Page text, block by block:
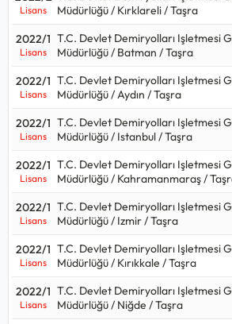
Lisans
Müdürlüğü / Kırklareli / Taşra
2022/1
Lisans
T.C. Devlet Demiryolları Işletmesi
Müdürlüğü / Batman / Taşra
2022/1
Lisans
T.C. Devlet Demiryolları Işletmesi
Müdürlüğü / Aydın / Taşra
2022/1
Lisans
T.C. Devlet Demiryolları Işletmesi
Müdürlüğü / Istanbul / Taşra
2022/1
Lisans
T.C. Devlet Demiryolları Işletmesi
Müdürlüğü / Kahramanmaraş /
2022/1
Lisans
T.C. Devlet Demiryolları Işletmesi
Müdürlüğü / Izmir / Taşra
2022/1
Lisans
T.C. Devlet Demiryolları Işletmesi
Müdürlüğü / Kırıkkale / Taşra
2022/1
Lisans
T.C. Devlet Demiryolları Işletmesi
Müdürlüğü / Niğde / Taşra